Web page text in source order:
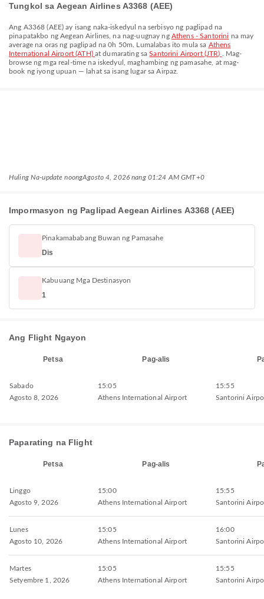
Tungkol sa Aegean Airlines A3368 (AEE)
Ang A3368 (AEE) ay isang naka-iskedyul na serbisyo ng paglipad na
pinapatakbo ngAegean Airlines , na nag-uugnay ng Athens - Santorini na may
average na oras ng paglipad na0h 50m . Lumalabas ito mula sa Athens
International Airport (ATH) at dumarating saSantorini Airport (JTR)
. Mag-
browse ng mga real-time na iskedyul, maghambing ng pamasahe, at mag-
book ng iyong upuan — lahat sa isang lugar sa Airpaz.
Huling Na-update noongAgosto 4, 2026 nang 01:24 AM GMT+0
Impormasyon ng Paglipad Aegean Airlines A3368 (AEE)
Pinakamababang Buwan ng Pamasahe
Dis
Kabuuang Mga Destinasyon
1
Ang Flight Ngayon
Petsa Pag-alis
Sabado
Agosto 8, 2026
15:05
Athens International Airport
15:55
Santorini
Paparating na Flight
Petsa Pag-alis
Linggo
Agosto 9, 2026
15:00
Athens International Airport
15:55
Santorini
Lunes
Agosto 10, 2026
15:05
Athens International Airport
16:00
Santorini
Martes
Setyembre 1, 2026
15:05
Athens International Airport
15:55
Santorini